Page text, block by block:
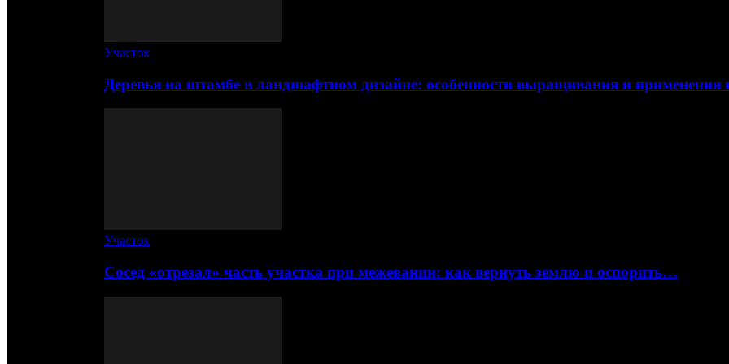
Участок
Деревья на штамбе в ландшафтном дизайне: особенности выращивания и
Участок
Сосед «отрезал» часть участка при межевании: как вернуть землю и оспорить…